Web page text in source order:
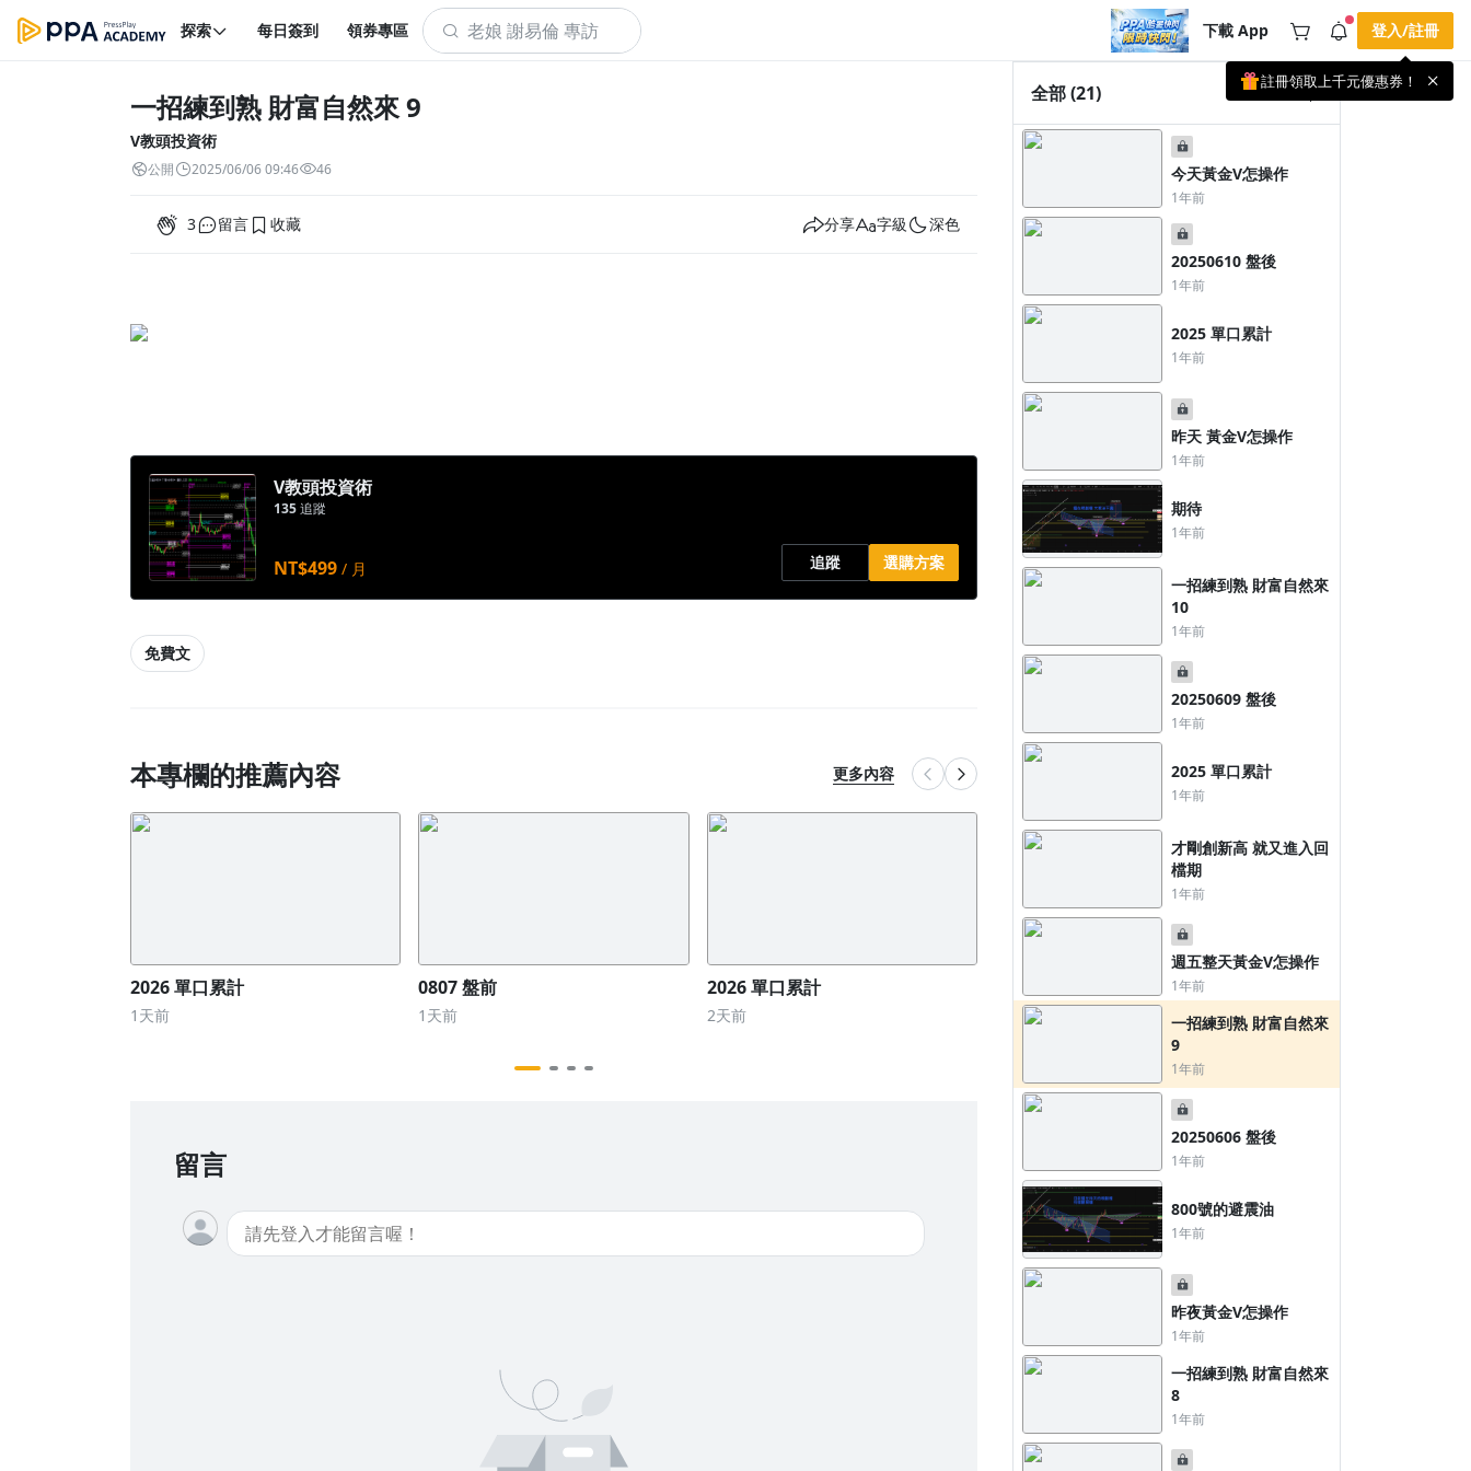
探索 每日簽到 領券專區 下載 App
下載 APP 領取獎勵，隨時吸收新知識
🌞 PPA 避暑津貼．冷氣房升級｜
期間快閃活動
🥵 酷暑限時快閃｜單筆滿 NT$2,500 現
折 NT$300、再贈最高 2% 點數回饋！
🚀 酷暑來襲．偷偷在冷氣房升級 📈
⭐️ 【冷氣房進修 限時開跑】◾單筆滿
NT$2,500 現折 NT$300◾活動期間：即
日起 - 8/13（只有一週）-📣 酷暑季好康
\ 再加碼 /→ 點數回饋無上限🔥購買任一
課程 or 訂閱✅ 消費即享回饋 1% 點數
✅ 滿 $5,000 回饋 2% 點數🎁 此為 PPA
官方帳號 Line@ 專屬活動，加入好友👉
享有「渠道專屬活動」及「個人化推
查看全部
登入/註冊
註冊領取上千元優惠券！
一招練到熟 財富自然來 9
V教頭投資術
公開 2025/06/06 09:46 46
3 留言 收藏 分享 字級 深色
V教頭投資術
135追蹤
NT$499 / 月 追蹤 選購方案
免費文
本專欄的推薦內容 更多內容
2026 單口累計
1天前
0807 盤前
1天前
2026 單口累計
2天前
0806 盤前
2天前 3天前
留言
全部(21)
今天黃金V怎操作
1年前
20250610 盤後
1年前
2025 單口累計
1年前
昨天 黃金V怎操作
1年前
期待
1年前
一招練到熟 財富自然來
10
1年前
20250609 盤後
1年前
2025 單口累計
1年前
才剛創新高 就又進入回
檔期
1年前
週五整天黃金V怎操作
1年前
一招練到熟 財富自然來
9
1年前
20250606 盤後
1年前
800號的避震油
1年前
昨夜黃金V怎操作
1年前
一招練到熟 財富自然來
8
1年前